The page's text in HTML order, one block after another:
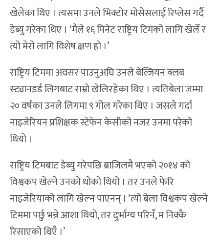
खेलेका थिए । त्यसमा उनले भिक्टोर मोसेसलाई रिप्लेस गर्दै
डेब्यु गरेका थिए । ‘मैले १६ मिनेट राष्ट्रिय टिमको लागि खेलेँ र
त्यो मेरो लागि विशेष क्षण हो ।’
राष्ट्रिय टिममा अवसर पाउनुअघि उनले बेल्जियन क्लब
स्ट्यानडर्ड लिगबाट राम्रो खेलिरहेका थिए । त्यतिबेला जम्मा
२० वर्षका उनले लिगमा ९ गोल गरेका थिए । जसले गर्दा
नाइजेरियन प्रशिक्षक स्टेफेन केसीको नजर उनमा परेको
थियो ।
राष्ट्रिय टिमबाट डेब्यु गरेपछि ब्राजिलमै भएको २०१४ को
विश्वकप खेल्ने उनको धोको थियो । तर उनले फेरि
नाइजेरियाको लागि खेल्न पाएनन् । ‘त्यो बेला विश्वकप खेल्ने
टिममा पर्छु भन्ने आशा थियो, तर दुर्भाग्य परिनँ, म निक्कै
रिसाएको थिएँ ।’